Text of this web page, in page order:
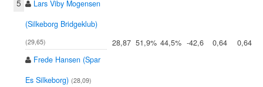
5
Lars Viby Mogensen
(Silkeborg Bridgeklub)
(29,65)
Frede Hansen (Spar
Es Silkeborg) (28,09)
28,87 51,9% 44,5% -42,6 0,64 0,64